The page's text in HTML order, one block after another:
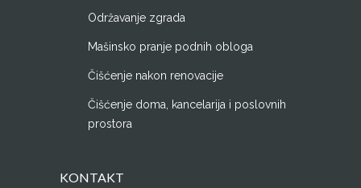
Održavanje zgrada
Mašinsko pranje podnih obloga
Čišćenje nakon renovacije
Čišćenje doma, kancelarija i poslovnih
prostora
KONTAKT